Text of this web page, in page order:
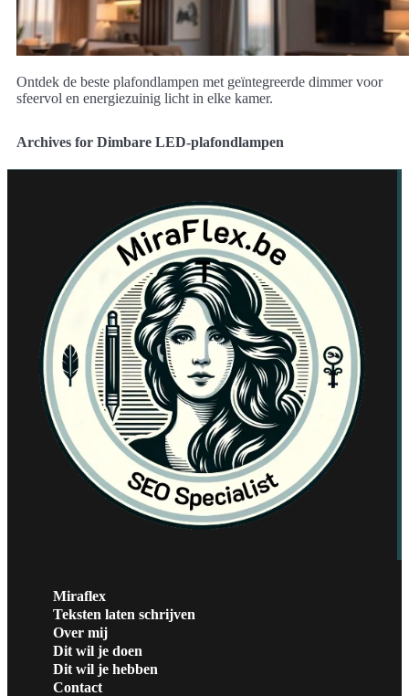
Ontdek de beste plafondlampen met geïntegreerde dimmer voor
sfeervol en energiezuinig licht in elke kamer.
Archives for Dimbare LED-plafondlampen
Miraflex
Teksten laten schrijven
Over mij
Dit wil je doen
Dit wil je hebben
Contact